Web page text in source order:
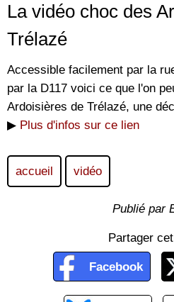
La vidéo choc des
Trélazé
Accessible facilement par la
par la D117 voici ce que l'on
Ardoisières de Trélazé, une
▶ Plus d'infos sur ce lien
accueil vidéo
Publié par
Partager
Facebook